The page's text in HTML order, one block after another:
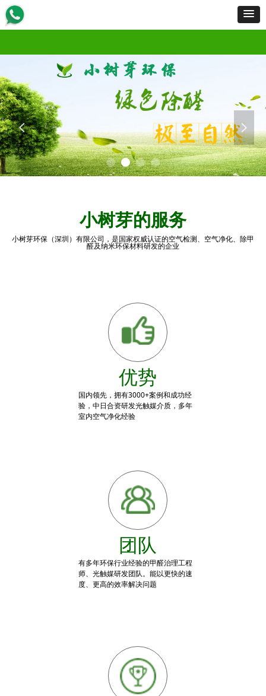
服务范围服务流程工程案例产品展示新闻资讯资质荣誉
넳 넲
国内领先，拥有3000+案例和成功经
验，中日合资研发光触媒介质，多年
室内空气净化经验
优势
有多年环保行业经验的甲醛治理工程
师、光触媒研发团队。能以更快的速
度、更高的效率解决问题
团队
小树芽的服务
小树芽环保（深圳）有限公司，是国家权威认证的空气检测、空气净化、除甲
醛及纳米环保材料研发的企业